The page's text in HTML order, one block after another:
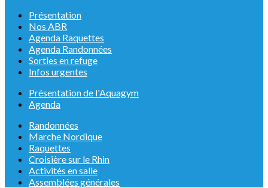
Présentation
Nos ABR
Agenda Raquettes
Agenda Randonnées
Sorties en refuge
Infos urgentes
Présentation de l'Aquagym
Agenda
Randonnées
Marche Nordique
Raquettes
Croisière sur le Rhin
Activités en salle
Assemblées générales